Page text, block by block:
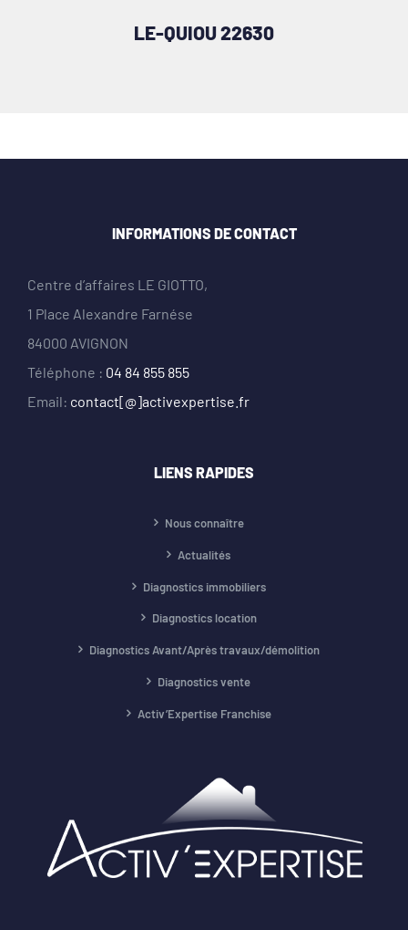
LE-QUIOU 22630
INFORMATIONS DE CONTACT
Centre d’affaires LE GIOTTO,
1 Place Alexandre Farnése
84000 AVIGNON
Téléphone : 04 84 855 855
Email: contact[@]activexpertise.fr
LIENS RAPIDES
Nous connaître
Actualités
Diagnostics immobiliers
Diagnostics location
Diagnostics Avant/Après travaux/démolition
Diagnostics vente
Activ’Expertise Franchise